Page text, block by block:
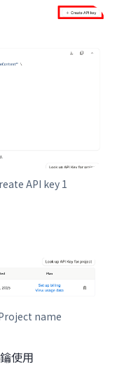
API key 1
name
使用